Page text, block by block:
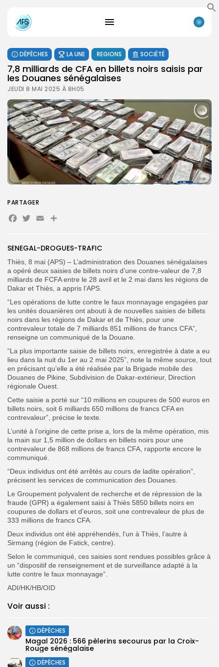
Search
for:
FR
DÉPÊCHES LA UNE REGIONS SOCIÉTÉ
7,8 milliards de CFA en billets noirs saisis par
les Douanes sénégalaises
JEUDI 8 MAI 2025 À 8H05
SENEGAL-DROGUES-TRAFIC
Thiès, 8 mai (APS) – L’administration des Douanes sénégalaises
a opéré deux saisies de billets noirs d’une contre-valeur de 7,8
milliards de FCFA entre le 28 avril et le 2 mai dans les régions de
Dakar et Thiès, a appris l’APS.
“Les opérations de lutte contre le faux monnayage engagées par
les unités douanières ont abouti à de nouvelles saisies de billets
noirs dans les régions de Dakar et de Thiès, pour une
contrevaleur totale de 7 milliards 851 millions de francs CFA”,
renseigne un communiqué de la Douane.
“La plus importante saisie de billets noirs, enregistrée à date a eu
lieu dans la nuit du 1er au 2 mai 2025”, note la même source, tout
en précisant qu’elle a été réalisée par la Brigade mobile des
Douanes de Pikine, Subdivision de Dakar-extérieur, Direction
régionale Ouest.
Cette saisie a porté sur “10 millions en coupures de 500 euros en
billets noirs, soit 6 milliards 650 millions de francs CFA en
contrevaleur”, précise le texte.
L’unité à l’origine de cette prise a, lors de la même opération, mis
la main sur 1,5 million de dollars en billets noirs pour une
contrevaleur de 868 millions de francs CFA, rapporte encore le
communiqué.
“Deux individus ont été arrêtés au cours de ladite opération”,
précisent les services de communication des Douanes.
Le Groupement polyvalent de recherche et de répression de la
fraude (GPR) a également saisi à Thiès 5850 billets noirs en
coupures de dollars et d’euros, soit une contrevaleur de plus de
333 millions de francs CFA.
Deux individus ont été appréhendés, l’un à Thiès, l’autre à
Sirmang (région de Fatick, centre).
Selon le communiqué, ces saisies sont rendues possibles grâce à
un “dispositif de renseignement et de surveillance adapté à la
lutte contre le faux monnayage”.
ADI/HK/HB/OID
Voir aussi :
DÉPÊCHES
Magal 2026 : 566 pèlerins secourus par la Croix-
Rouge sénégalaise
DÉPÊCHES
PARTAGER
Facebook
Twitter
EmailPartager